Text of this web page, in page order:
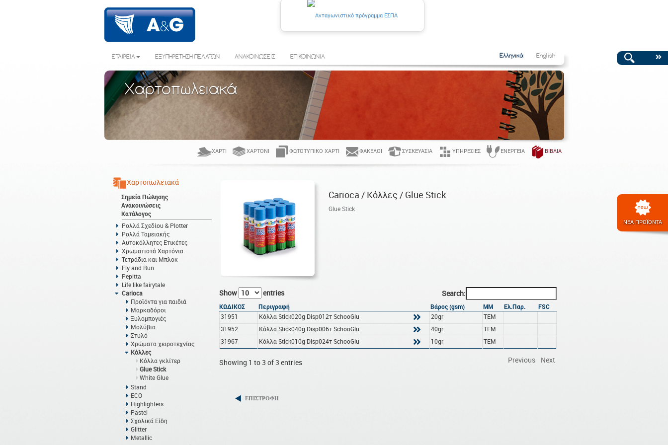
ΝΕΑ ΠΡΟΪΟΝΤΑ
ΕΤΑΙΡΕΙΑ ΕΞΥΠΗΡΕΤΗΣΗ ΠΕΛΑΤΩΝ ΑΝΑΚΟΙΝΩΣΕΙΣ ΕΠΙΚΟΙΝΩΝΙΑ Ελληνικά English
Χαρτοπωλειακά
ΧΑΡΤΊ ΧΑΡΤΌΝΙ ΦΩΤΟΤΥΠΙΚΌ ΧΑΡΤΊ ΦΆΚΕΛΟΙ ΣΥΣΚΕΥΑΣΊΑ ΥΠΗΡΕΣΊΕΣ ΕΝΈΡΓΕΙΑ ΒΙΒΛΊΑ
Χαρτοπωλειακά
Σημεία Πώλησης
Ανακοινώσεις
Κατάλογος
Ρολλά Σχεδίου & Plotter
Ρολλά Ταμειακής
Αυτοκόλλητες Ετικέτες
Χρωματιστά Χαρτόνια
Τετράδια και Μπλοκ
Fly and Run
Pepitta
Life like fairytale
Carioca
Προϊόντα για παιδιά
Μαρκαδόροι
Ξυλομπογιές
Μολύβια
Στυλό
Χρώματα χειροτεχνίας
Κόλλες
Κόλλα γκλίτερ
Glue Stick
White Glue
Stand
ECO
Highlighters
Pastel
Σχολικά Είδη
Glitter
Metallic
Carioca / Κόλλες / Glue Stick
Glue Stick
Show entries Search:
ΚΩΔΙΚΟΣ Περιγραφή Βάρος (gsm) ΜΜ Ελ.Παρ.
FSC
31951
Κόλλα Stick020g Disp012τ SchooGlu 20gr
ΤΕΜ
31952
Κόλλα Stick040g Disp006τ SchooGlu 40gr
ΤΕΜ
31967
Κόλλα Stick010g Disp024τ SchooGlu 10gr ΤΕΜ
Showing 1 to 3 of 3 entries Previous Next
ΕΠΙΣΤΡΟΦΗ